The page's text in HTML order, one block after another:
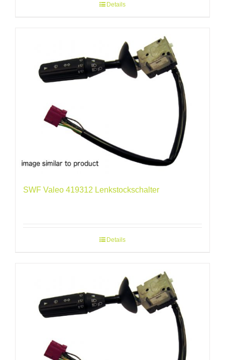
Details
SWF Valeo 419312 Lenkstockschalter
Details